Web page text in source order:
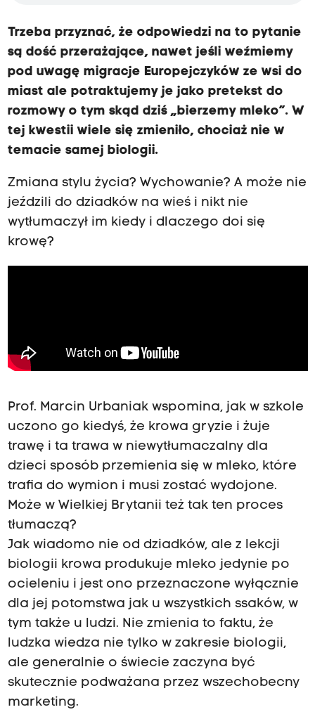
Trzeba przyznać, że odpowiedzi na to pytanie
są dość przerażające, nawet jeśli weźmiemy
pod uwagę migracje Europejczyków ze wsi do
miast ale potraktujemy je jako pretekst do
rozmowy o tym skąd dziś „bierzemy mleko”. W
tej kwestii wiele się zmieniło, chociaż nie w
temacie samej biologii.
Zmiana stylu życia? Wychowanie? A może nie
jeździli do dziadków na wieś i nikt nie
wytłumaczył im kiedy i dlaczego doi się
krowę?
Prof. Marcin Urbaniak wspomina, jak w szkole
uczono go kiedyś, że krowa gryzie i żuje
trawę i ta trawa w niewytłumaczalny dla
dzieci sposób przemienia się w mleko, które
trafia do wymion i musi zostać wydojone.
Może w Wielkiej Brytanii też tak ten proces
tłumaczą?
Jak wiadomo nie od dziadków, ale z lekcji
biologii krowa produkuje mleko jedynie po
ocieleniu i jest ono przeznaczone wyłącznie
dla jej potomstwa jak u wszystkich ssaków, w
tym także u ludzi. Nie zmienia to faktu, że
ludzka wiedza nie tylko w zakresie biologii,
ale generalnie o świecie zaczyna być
skutecznie podważana przez wszechobecny
marketing.